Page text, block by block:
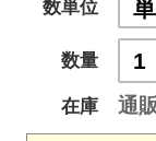
数単位
数量
在庫
通